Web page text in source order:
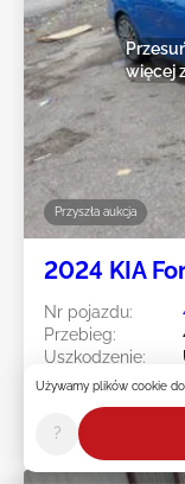
Przyszła aukcja
więcej
2024 KIA
Nr pojazdu:
Przebieg:
Uszkodzenie:
Data sprzedaży:
Używamy plików cookie
?